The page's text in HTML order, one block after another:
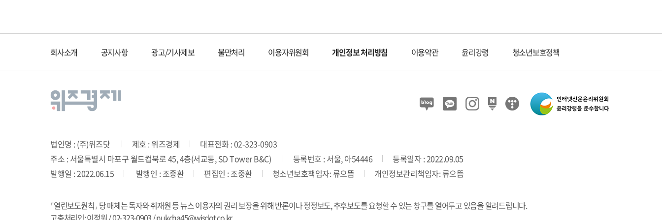
회사소개 공지사항 광고/기사제보 불만처리 이용자위원회 개인정보 처리방침 이용약관 윤리강령 청소년보호정책
법인명 : (주)위즈닷 제호 : 위즈경제
대표전화 : 02-323-0903
주소 : 서울특별시 마포구 월드컵북로 45, 4층(서교동, SD Tower B&C)
등록번호 : 서울, 아54446
등록일자 : 2022.09.05
발행일 : 2022.06.15
발행인 : 조중환 편집인 : 조중환 청소년보호책임자: 류으뜸 개인정보관리책임자: 류으뜸
⌜열린보도원칙⌟ 당 매체는 독자와 취재원 등 뉴스 이용자의 권리 보장을 위해 반론이나 정정보도, 추후보도를 요청할 수 있는 창구를 열어두고 있음을 알려드립니다.
고충처리인: 이정원 / 02-323-0903 / nukcha45@wisdot.co.kr